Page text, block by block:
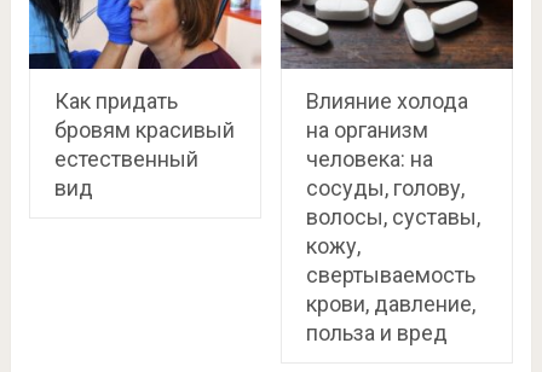
Как придать
бровям красивый
естественный
вид
Влияние холода
на организм
человека: на
сосуды, голову,
волосы, суставы,
кожу,
свертываемость
крови, давление,
польза и вред